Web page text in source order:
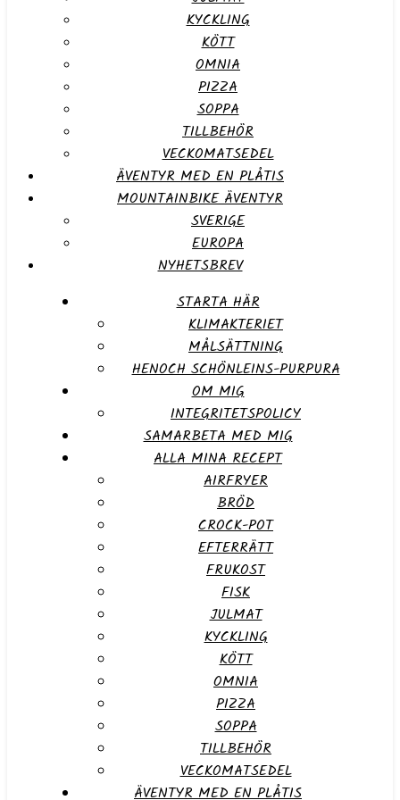
KYCKLING
KÖTT
OMNIA
PIZZA
SOPPA
TILLBEHÖR
VECKOMATSEDEL
ÄVENTYR MED EN PLÅTIS
MOUNTAINBIKE ÄVENTYR
SVERIGE
EUROPA
NYHETSBREV
STARTA HÄR
KLIMAKTERIET
MÅLSÄTTNING
HENOCH SCHÖNLEINS-PURPURA
OM MIG
INTEGRITETSPOLICY
SAMARBETA MED MIG
ALLA MINA RECEPT
AIRFRYER
BRÖD
CROCK-POT
EFTERRÄTT
FRUKOST
FISK
JULMAT
KYCKLING
KÖTT
OMNIA
PIZZA
SOPPA
TILLBEHÖR
VECKOMATSEDEL
ÄVENTYR MED EN PLÅTIS